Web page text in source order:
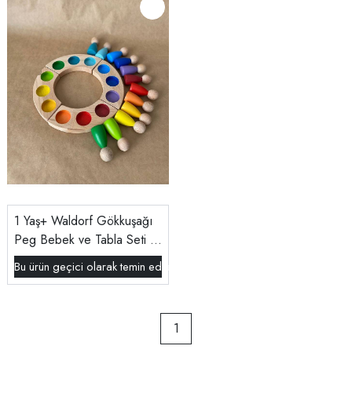
1 Yaş+ Waldorf Gökkuşağı
Peg Bebek ve Tabla Seti –
12’li Ahşap Renk Eşleştirme
Oyuncağı | Montessori
Bu ürün geçici olarak temin edilememektedir.
1